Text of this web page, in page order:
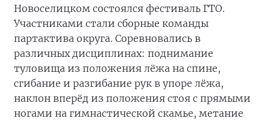
Новоселицком состоялся фестиваль ГТО.
Участниками стали сборные команды
партактива округа. Соревновались в
различных дисциплинах: поднимание
туловища из положения лёжа на спине,
сгибание и разгибание рук в упоре лёжа,
наклон вперёд из положения стоя с прямыми
ногами на гимнастической скамье, метание